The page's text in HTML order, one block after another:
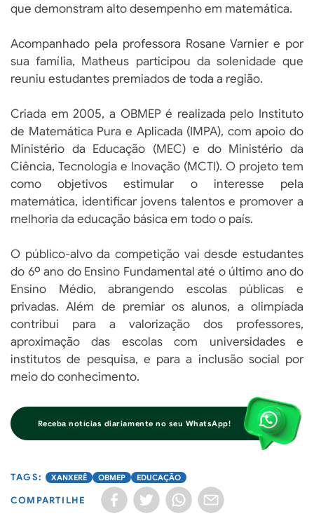
que demonstram alto desempenho em matemática.
Acompanhado pela professora Rosane Varnier e por
sua família, Matheus participou da solenidade que
reuniu estudantes premiados de toda a região.
Criada em 2005, a OBMEP é realizada pelo Instituto
de Matemática Pura e Aplicada (IMPA), com apoio do
Ministério da Educação (MEC) e do Ministério da
Ciência, Tecnologia e Inovação (MCTI). O projeto tem
como objetivos estimular o interesse pela
matemática, identificar jovens talentos e promover a
melhoria da educação básica em todo o país.
O público-alvo da competição vai desde estudantes
do 6º ano do Ensino Fundamental até o último ano do
Ensino Médio, abrangendo escolas públicas e
privadas. Além de premiar os alunos, a olimpíada
contribui para a valorização dos professores,
aproximação das escolas com universidades e
institutos de pesquisa, e para a inclusão social por
meio do conhecimento.
Receba notícias diariamente no seu WhatsApp!
XANXERÊ OBMEP EDUCAÇÃO
COMPARTILHE